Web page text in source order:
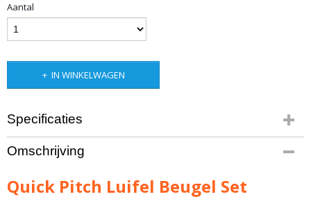
Aantal
IN WINKELWAGEN
Specificaties
Productcode leverancier
QP-AWN-MM-RTT
2,00 Kg
Omschrijving
Quick Pitch Luifel Beugel Set